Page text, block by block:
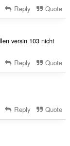
Reply Quote
versin 103 nicht
Reply Quote
Reply Quote